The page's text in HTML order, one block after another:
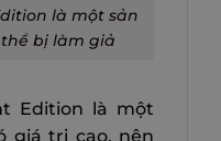
là một sản
bị làm giả
Edition là một
giá trị cao, nên